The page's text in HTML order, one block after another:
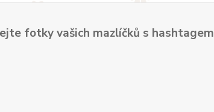
fotky vašich mazlíčků s hashtagem